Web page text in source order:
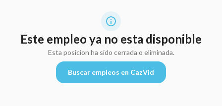
Este empleo ya no esta disponible
Esta posicion ha sido cerrada o eliminada.
Buscar empleos en CazVid